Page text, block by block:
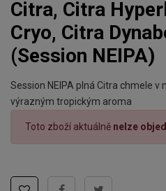
Citra, Citra
Cryo, Citra
(Session NEIPA)
Session NEIPA plná Citra chmele
výrazným tropickým aroma
Toto zboží aktuálně nelze